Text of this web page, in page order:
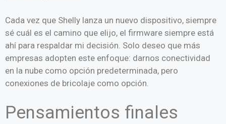
Cada vez que Shelly lanza un nuevo dispositivo, siempre
sé cuál es el camino que elijo, el firmware siempre está
ahí para respaldar mi decisión. Solo deseo que más
empresas adopten este enfoque: darnos conectividad
en la nube como opción predeterminada, pero
conexiones de bricolaje como opción.
Pensamientos finales